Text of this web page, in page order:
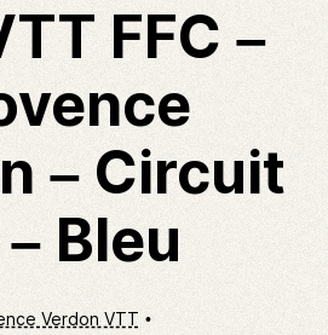
FFC –
– Circuit
Bleu
Verdon VTT